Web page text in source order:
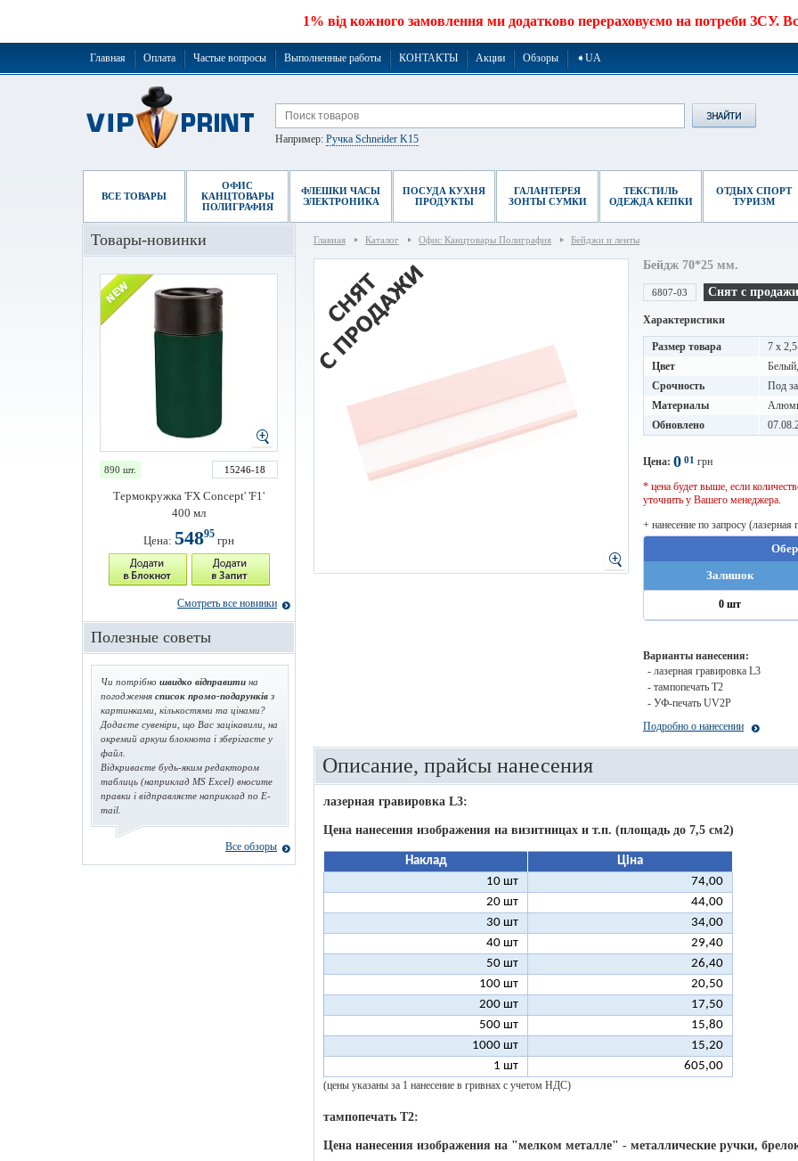
1% від кожного замовлення ми додатково перераховуємо на потреби ЗСУ.
Главная Оплата Частые вопросы Выполненные работы КОНТАКТЫ Акции Обзоры ➧UA
Например: Ручка Schneider K15
ВСЕ ТОВАРЫ
ОФИС
КАНЦТОВАРЫ
ПОЛИГРАФИЯ
ФЛЕШКИ ЧАСЫ
ЭЛЕКТРОНИКА
ПОСУДА КУХНЯ
ПРОДУКТЫ
ГАЛАНТЕРЕЯ
ЗОНТЫ СУМКИ
ТЕКСТИЛЬ
ОДЕЖДА КЕПКИ
ОТДЫХ СПОРТ
ТУРИЗМ
Главная Каталог Офис Канцтовары Полиграфия Бейджи и ленты
Бейдж 70*25 мм.
6807-03 Снят с продажи
Характеристики
Размер товара
7 x
Цвет
Срочность
Под
Материалы
Обновлено
Цена: 0 01 грн
* цена будет выше, если
уточнить у Вашего менеджера.
+ нанесение по запросу (лазерная
Залишок
0 шт
Варианты нанесения:
- лазерная гравировка L3
- тампопечать T2
- УФ-печать UV2P
Подробно о нанесении
Описание, прайсы нанесения
лазерная гравировка L3:
Цена нанесения изображения на визитницах и т.п. (площадь до 7,5 см2)
Наклад
Ціна
10 шт
74,00
20 шт
44,00
30 шт
34,00
40 шт
29,40
50 шт
26,40
100 шт
20,50
200 шт
17,50
500 шт
15,80
1000 шт
15,20
1 шт
605,00
(цены указаны за 1 нанесение в гривнах с учетом НДС)
тампопечать T2:
Цена нанесения изображения на "мелком металле" - металлические ручки,
Товары-новинки
890 шт. 15246-18
Термокружка 'FX Concept' 'F1'
400 мл
Цена: 54895 грн
Смотреть все новинки
Полезные советы
Чи потрібно швидко відправити на
погодження список промо-подарунків з
картинками, кількостями та цінами?
Додаєте сувеніри, що Вас зацікавили, на
окремий аркуш блокнота і зберігаєте у
файл.
Відкриваєте будь-яким редактором
таблиць (наприклад MS Excel) вносите
правки і відправляєте наприклад по E-
mail.
Все обзоры